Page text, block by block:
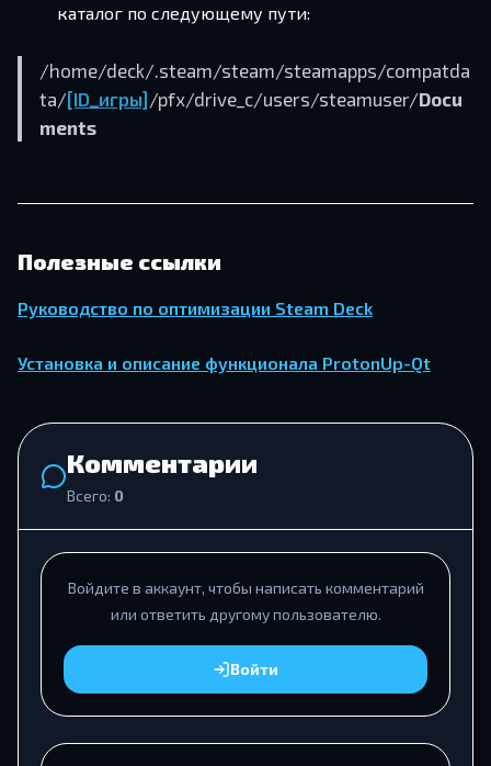
каталог по следующему пути:
/home/deck/.steam/steam/steamapps/compatda
ta/[ID_игры] /pfx/drive_c/users/steamuser/Docu
ments
Полезные ссылки
Руководство по оптимизации Steam Deck
Установка и описание функционала ProtonUp-Qt
Комментарии
Всего: 0
Войдите в аккаунт, чтобы написать комментарий
или ответить другому пользователю.
Войти